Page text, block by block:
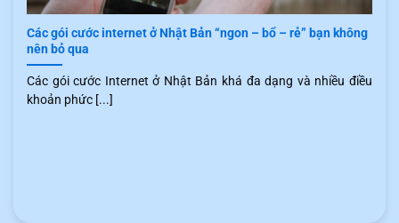
Các gói cước internet ở Nhật Bản “ngon – bổ – rẻ” bạn không
nên bỏ qua
Các gói cước Internet ở Nhật Bản khá đa dạng và nhiều điều
khoản phức [...]